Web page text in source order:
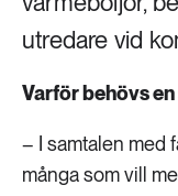
utredare vid
Varför behövs
– I samtalen med
många som vill